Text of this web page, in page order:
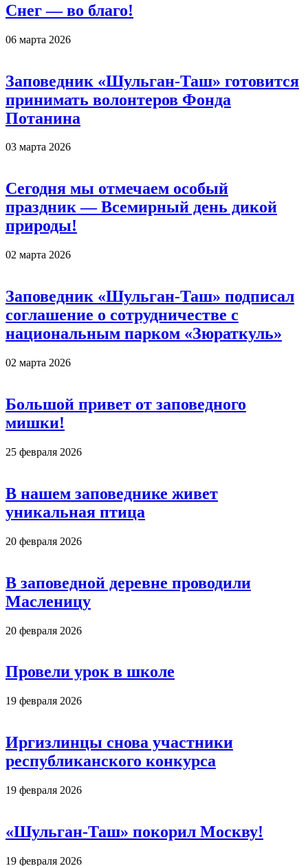
Снег — во благо!
06 марта 2026
Заповедник «Шульган-Таш» готовится
принимать волонтеров Фонда
Потанина
03 марта 2026
Сегодня мы отмечаем особый
праздник — Всемирный день дикой
природы!
02 марта 2026
Заповедник «Шульган-Таш» подписал
соглашение о сотрудничестве с
национальным парком «Зюраткуль»
02 марта 2026
Большой привет от заповедного
мишки!
25 февраля 2026
В нашем заповеднике живет
уникальная птица
20 февраля 2026
В заповедной деревне проводили
Масленицу
20 февраля 2026
Провели урок в школе
19 февраля 2026
Иргизлинцы снова участники
республиканского конкурса
19 февраля 2026
«Шульган-Таш» покорил Москву!
19 февраля 2026